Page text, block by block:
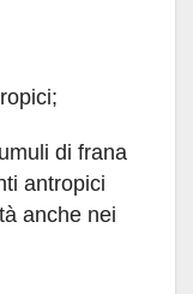
di frana
antropici
anche nei